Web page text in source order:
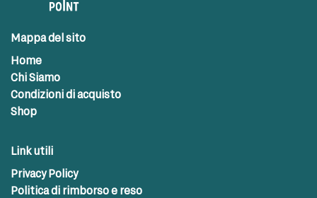
Mappa del sito
Home
Chi Siamo
Condizioni di acquisto
Shop
Link utili
Privacy Policy
Politica di rimborso e reso